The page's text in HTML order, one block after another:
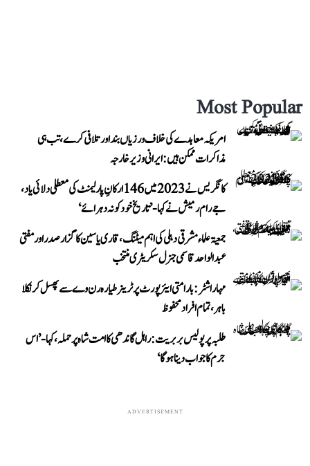
Most Popular
امریکہ معاہدے کی خلاف ورزیاں بند اور تلافی کرے، تب ہی
مذاکرات ممکن ہیں: ایرانی وزیر خارجہ
کانگریس نے 2023 میں 146 ارکانِ پارلیمنٹ کی معطلی دلائی یاد،
جے رام رمیش نے کہا- ’تاریخ خود کو نہ دہرائے‘
جمعیۃ علماء مشرقی دہلی کی اہم میٹنگ، قاری یاسین کا گزار صدر اور مفتی
عبد الواحد قاسمی جنرل سکریٹری منتخب
مہاراشٹر: بارامتی ایئرپورٹ پر ٹرینر طیارہ رن وے سے پھسل کر نکلا
باہر، تمام افراد محفوظ
طلبہ پر پولیس بربریت: راہل گاندھی کا امت شاہ پر حملہ، کہا- ’اس
جرم کا جواب دینا ہوگا‘
ADVERTISEMENT